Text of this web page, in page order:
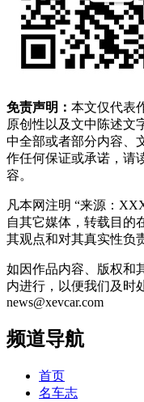
免责声明： 本文仅代表
原创性以及文中陈述文
中全部或者部分内容、
作任何保证或承诺，请
容。
凡本网注明 “来源：
自其它媒体，转载目的
其观点和对其真实性负
如因作品内容、版权和
内进行，以便我们及时
news@xevcar.com
频道导航
首页
名车志